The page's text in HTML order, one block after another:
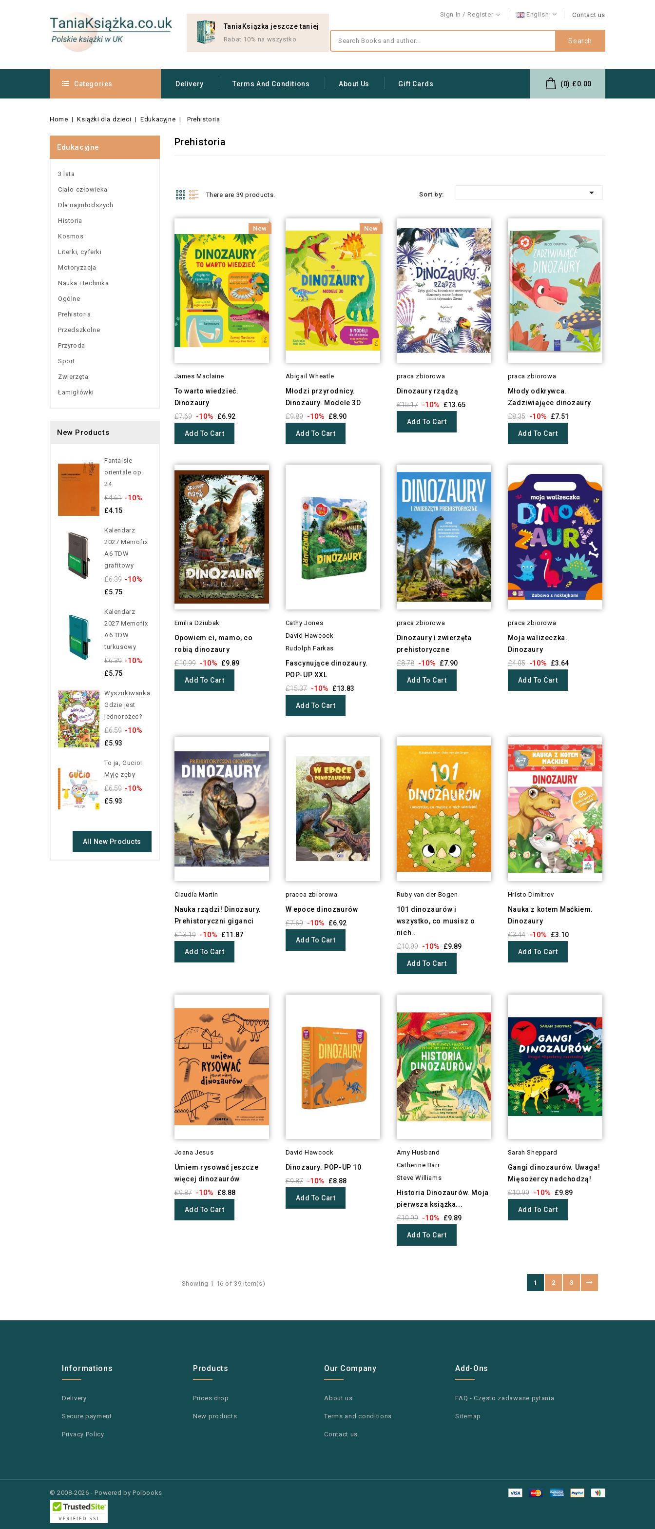
Sign In Register English Contact us
TaniaKsiążka jeszcze taniej
Rabat 10% na wszystko Search
Categories Delivery Terms And Conditions About Us Gift Cards (0) £0.00
Home Książki dla dzieci Edukacyjne Prehistoria
Edukacyjne
3 lata
Ciało człowieka
Dla najmłodszych
Historia
Kosmos
Literki, cyferki
Motoryzacja
Nauka i technika
Ogólne
Prehistoria
Przedszkolne
Przyroda
Sport
Zwierzęta
Łamigłówki
New Products
Fantaisie
orientale op.
24
£4.61 -10%
£4.15
Kalendarz
2027 Memofix
A6 TDW
grafitowy
£6.39 -10%
£5.75
Kalendarz
2027 Memofix
A6 TDW
turkusowy
£6.39 -10%
£5.75
Wyszukiwanka.
Gdzie jest
jednorożec?
£6.59 -10%
£5.93
To ja, Gucio!
Myję zęby
£6.59 -10%
£5.93
All New Products
Prehistoria
There are 39 products. Sort by: 
New
James Maclaine
To warto wiedzieć.
Dinozaury
£7.69 -10% £6.92
Add To Cart
New
Abigail Wheatle
Młodzi przyrodnicy.
Dinozaury. Modele 3D
£9.89 -10% £8.90
Add To Cart
praca zbiorowa
Dinozaury rządzą
£15.17 -10% £13.65
Add To Cart
praca zbiorowa
Młody odkrywca.
Zadziwiające dinozaury
£8.35 -10% £7.51
Add To Cart
Emilia Dziubak
Opowiem ci, mamo, co
robią dinozaury
£10.99 -10% £9.89
Add To Cart
Cathy Jones
David Hawcock
Rudolph Farkas
Fascynujące dinozaury.
POP-UP XXL
£15.37 -10% £13.83
Add To Cart
praca zbiorowa
Dinozaury i zwierzęta
prehistoryczne
£8.78 -10% £7.90
Add To Cart
praca zbiorowa
Moja walizeczka.
Dinozaury
£4.05 -10% £3.64
Add To Cart
Claudia Martin
Nauka rządzi! Dinozaury.
Prehistoryczni giganci
£13.19 -10% £11.87
Add To Cart
pracca zbiorowa
W epoce dinozaurów
£7.69 -10% £6.92
Add To Cart
Ruby van der Bogen
101 dinozaurów i
wszystko, co musisz o
nich..
£10.99 -10% £9.89
Add To Cart
Hristo Dimitrov
Nauka z kotem Maćkiem.
Dinozaury
£3.44 -10% £3.10
Add To Cart
Joana Jesus
Umiem rysować jeszcze
więcej dinozaurów
£9.87 -10% £8.88
Add To Cart
David Hawcock
Dinozaury. POP-UP 10
£9.87 -10% £8.88
Add To Cart
Amy Husband
Catherine Barr
Steve Williams
Historia Dinozaurów. Moja
pierwsza książka...
£10.99 -10% £9.89
Add To Cart
Sarah Sheppard
Gangi dinozaurów. Uwaga!
Mięsożercy nadchodzą!
£10.99 -10% £9.89
Add To Cart
Showing 1-16 of 39 item(s) 1 2 3
Informations
Delivery
Secure payment
Privacy Policy
Products
Prices drop
New products
Our Company
About us
Terms and conditions
Contact us
Add-Ons
FAQ - Często zadawane pytania
Sitemap
© 2008-2026 - Powered by Polbooks